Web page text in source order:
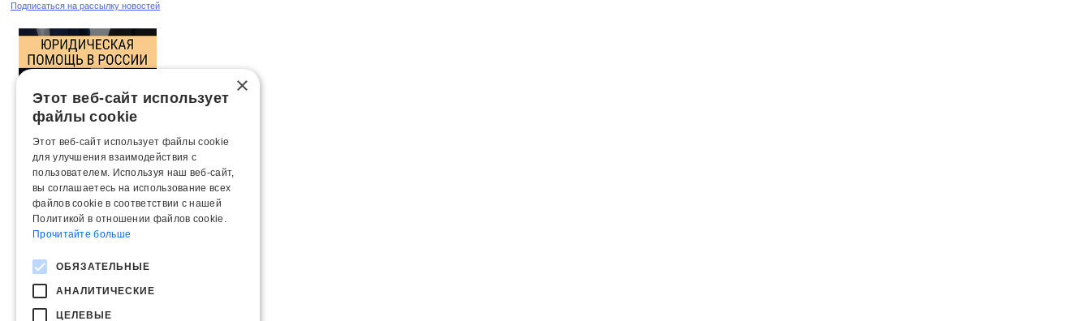
Подписаться на рассылку новостей
×
Этот веб-сайт использует
файлы cookie
Этот веб-сайт использует файлы cookie
для улучшения взаимодействия с
пользователем. Используя наш веб-сайт,
вы соглашаетесь на использование всех
файлов cookie в соответствии с нашей
Политикой в ​​отношении файлов cookie.
Прочитайте больше
ОБЯЗАТЕЛЬНЫЕ
АНАЛИТИЧЕСКИЕ
ЦЕЛЕВЫЕ